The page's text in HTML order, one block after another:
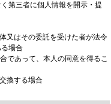
第三者に個人情報を開示・提
又はその委託を受けた者が法令
場合
であって、本人の同意を得るこ
換する場合